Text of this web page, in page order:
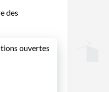
des
ouvertes